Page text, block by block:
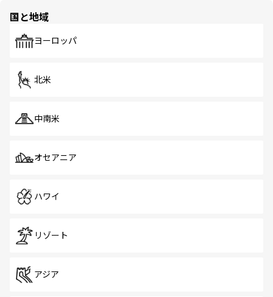
で、ホーカーズは地元の風情を楽しめる外せないスポット
国と地域
ヨーロッパ
北米
中南米
オセアニア
ハワイ
リゾート
アジア